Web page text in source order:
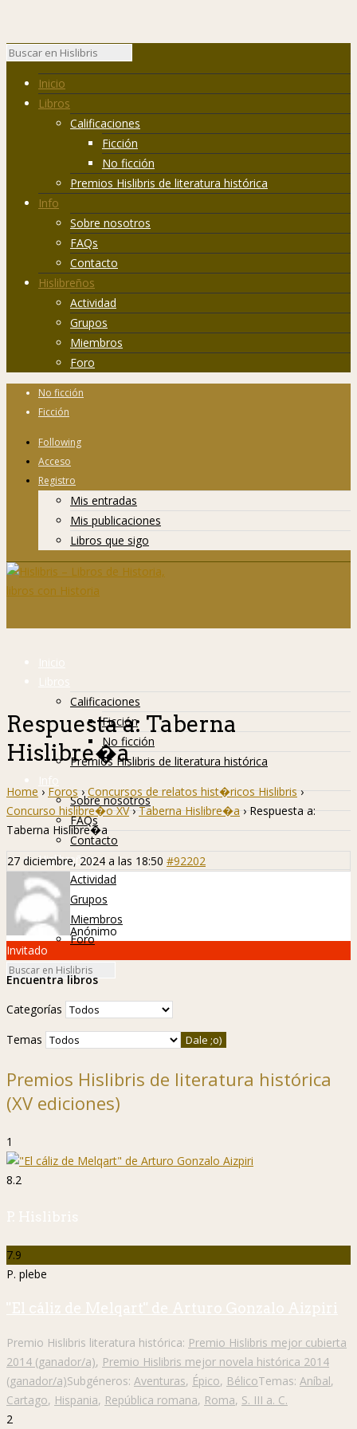
Inicio
Libros
Calificaciones
Ficción
No ficción
Premios Hislibris de literatura histórica
Info
Sobre nosotros
FAQs
Contacto
Hislibreños
Actividad
Grupos
Miembros
Foro
No ficción
Ficción
Following
Acceso
Registro
Mis entradas
Mis publicaciones
Libros que sigo
Inicio
Libros
Calificaciones
Ficción
No ficción
Premios Hislibris de literatura histórica
Info
Sobre nosotros
FAQs
Contacto
Hislibreños
Actividad
Grupos
Miembros
Foro
Respuesta a: Taberna
Hislibre�a
Home › Foros › Concursos de relatos hist�ricos Hislibris ›
Concurso hislibre�o XV › Taberna Hislibre�a › Respuesta a:
Taberna Hislibre�a
27 diciembre, 2024 a las 18:50 #92202
Anónimo
Invitado
Encuentra libros
Categorías
Temas
Premios Hislibris de literatura histórica
(XV ediciones)
1
8.2
P. Hislibris
7.9
P. plebe
"El cáliz de Melqart" de Arturo Gonzalo Aizpiri
Premio Hislibris literatura histórica: Premio Hislibris mejor cubierta
2014 (ganador/a), Premio Hislibris mejor novela histórica 2014
(ganador/a)Subgéneros: Aventuras, Épico, BélicoTemas: Aníbal,
Cartago, Hispania, República romana, Roma, S. III a. C.
2